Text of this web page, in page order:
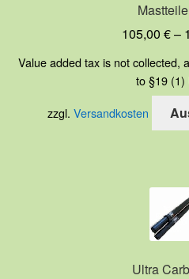
105,00 €–
Value added tax is not collected,
to §19 (1)
zzgl.Versandkosten
Ultra